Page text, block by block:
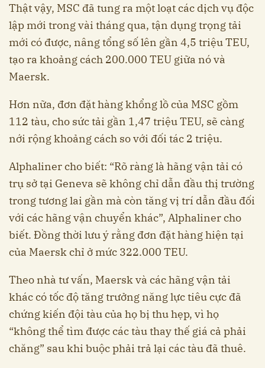
Thật vậy, MSC đã tung ra một loạt các dịch vụ độc
lập mới trong vài tháng qua, tận dụng trọng tải
mới có được, nâng tổng số lên gần 4,5 triệu TEU,
tạo ra khoảng cách 200.000 TEU giữa nó và
Maersk.
Hơn nữa, đơn đặt hàng khổng lồ của MSC gồm
112 tàu, cho sức tải gần 1,47 triệu TEU, sẽ càng
nới rộng khoảng cách so với đối tác 2 triệu.
Alphaliner cho biết: “Rõ ràng là hãng vận tải có
trụ sở tại Geneva sẽ không chỉ dẫn đầu thị trường
trong tương lai gần mà còn tăng vị trí dẫn đầu đối
với các hãng vận chuyển khác”, Alphaliner cho
biết. Đồng thời lưu ý rằng đơn đặt hàng hiện tại
của Maersk chỉ ở mức 322.000 TEU.
Theo nhà tư vấn, Maersk và các hãng vận tải
khác có tốc độ tăng trưởng năng lực tiêu cực đã
chứng kiến đội tàu của họ bị thu hẹp, vì họ
“không thể tìm được các tàu thay thế giá cả phải
chăng” sau khi buộc phải trả lại các tàu đã thuê.